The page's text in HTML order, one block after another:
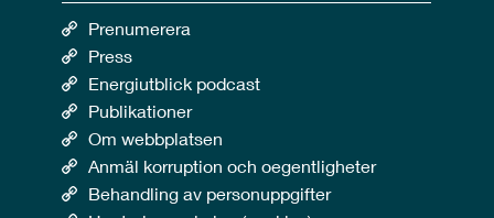
Prenumerera
Press
Energiutblick podcast
Publikationer
Om webbplatsen
Anmäl korruption och oegentligheter
Behandling av personuppgifter